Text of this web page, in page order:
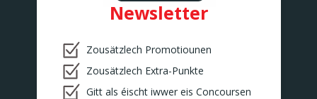
Newsletter
Zousätzlech Promotiounen
Zousätzlech Extra-Punkte
Gitt als éischt iwwer eis Concoursen